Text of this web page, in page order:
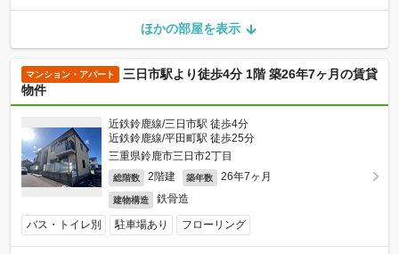
ほかの部屋を表示
マンション・アパート
三日市駅より徒歩4分 1階 築26年7ヶ月の賃貸
物件
近鉄鈴鹿線/三日市駅 徒歩4分
近鉄鈴鹿線/平田町駅 徒歩25分
三重県鈴鹿市三日市2丁目
総階数 2階建 築年数 26年7ヶ月
建物構造 鉄骨造
バス・トイレ別 駐車場あり フローリング